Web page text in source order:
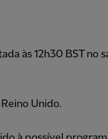
às 12h30 BST no
Unido.